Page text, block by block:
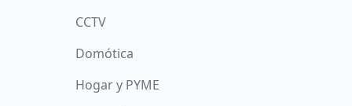
CCTV
Domótica
Hogar y PYME